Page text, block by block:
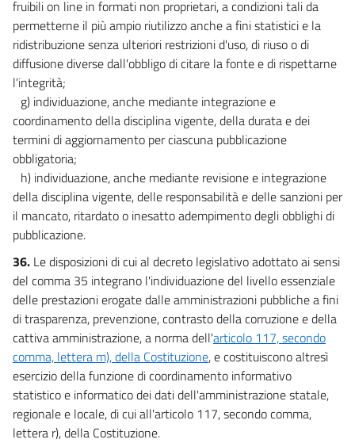
fruibili on line in formati non proprietari, a condizioni tali da
permetterne il più ampio riutilizzo anche a fini statistici e la
ridistribuzione senza ulteriori restrizioni d'uso, di riuso o di
diffusione diverse dall'obbligo di citare la fonte e di rispettarne
l'integrità;
g) individuazione, anche mediante integrazione e
coordinamento della disciplina vigente, della durata e dei
termini di aggiornamento per ciascuna pubblicazione
obbligatoria;
h) individuazione, anche mediante revisione e integrazione
della disciplina vigente, delle responsabilità e delle sanzioni per
il mancato, ritardato o inesatto adempimento degli obblighi di
pubblicazione.
36. Le disposizioni di cui al decreto legislativo adottato ai sensi
del comma 35 integrano l'individuazione del livello essenziale
delle prestazioni erogate dalle amministrazioni pubbliche a fini
di trasparenza, prevenzione, contrasto della corruzione e della
cattiva amministrazione, a norma dell'articolo 117, secondo
comma, lettera m), della Costituzione, e costituiscono altresì
esercizio della funzione di coordinamento informativo
statistico e informatico dei dati dell'amministrazione statale,
regionale e locale, di cui all'articolo 117, secondo comma,
lettera r), della Costituzione.